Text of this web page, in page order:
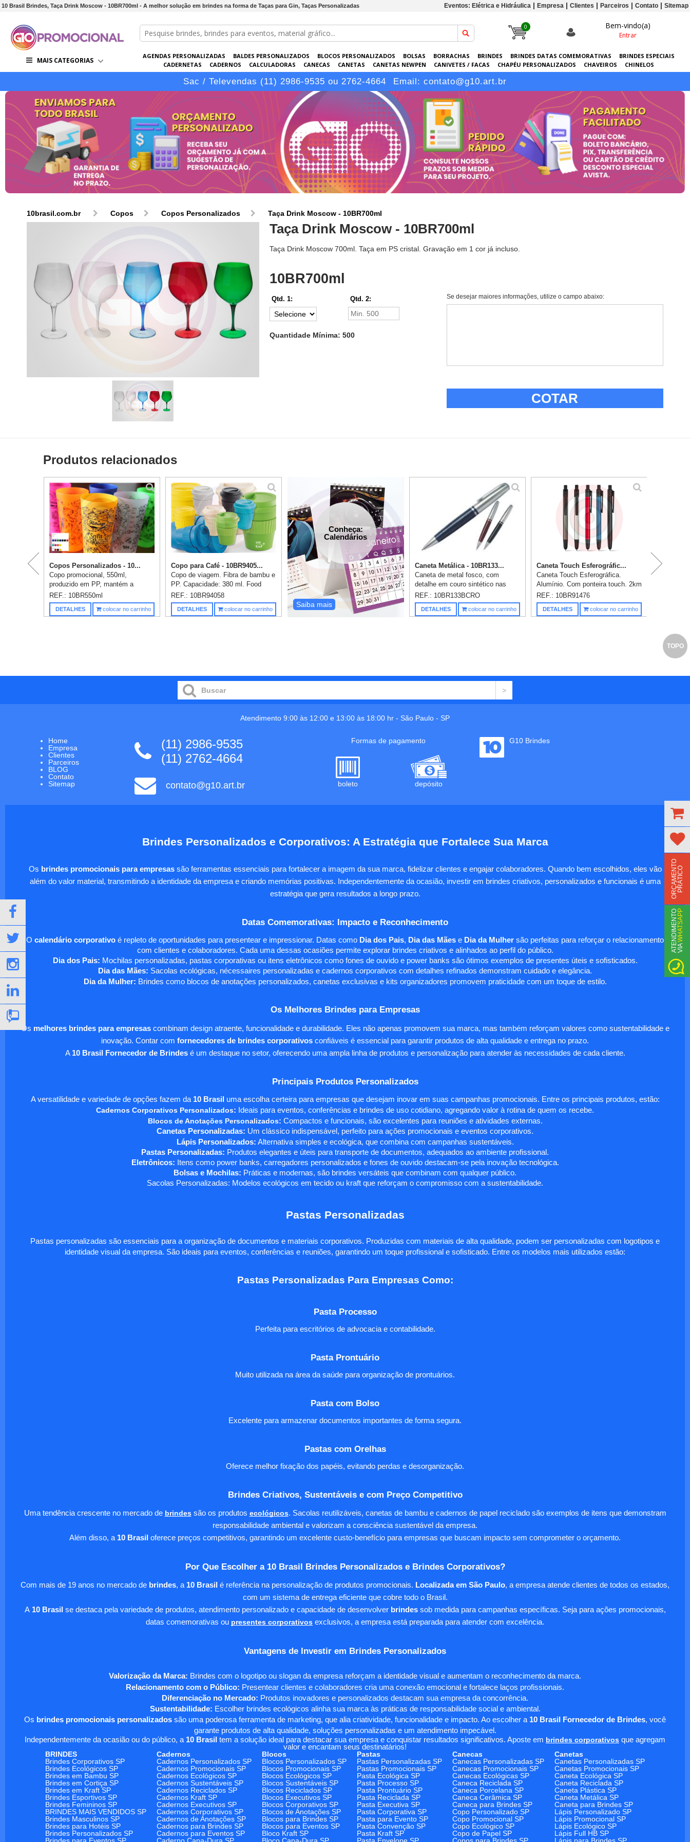
10 Brasil Brindes, Taça Drink Moscow - 10BR700ml - A melhor solução em brindes na forma de Taças para Gin, Taças Personalizadas Eventos: Elétrica e Hidráulica Empresa Clientes Parceiros Contato Sitemap
0 Bem-vindo(a)
Entrar
MAIS CATEGORIAS
AGENDAS PERSONALIZADAS BALDES PERSONALIZADOS BLOCOS PERSONALIZADOS BOLSAS BORRACHAS BRINDES BRINDES DATAS COMEMORATIVAS
BRINDES ESPECIAIS
CADERNETAS
CADERNOS CALCULADORAS CANECAS CANETAS CANETAS NEWPEN CANIVETES / FACAS CHAPÉU PERSONALIZADOS CHAVEIROS
CHINELOS
CONJUNTOS DE BRINDES
COPOS ELETRÔNICOS EMBALAGENS ESCRITÓRIO EVENTOS GARRAFAS PERSONALIZADAS GRÁFICA GUARDA-CHUVAS KITS
LANÇAMENTOS
LÁPIS
Sac / Televendas (11) 2986-9535 ou 2762-4664 Email: contato@g10.art.br
10brasil.com.br Copos Copos Personalizados Taça Drink Moscow - 10BR700ml
Taça Drink Moscow - 10BR700ml
Taça Drink Moscow 700ml. Taça em PS cristal. Gravação em 1 cor já incluso.
10BR700ml
Qtd. 1: Qtd. 2:
Quantidade Mínima: 500
Se desejar maiores informações, utilize o campo abaixo:
COTAR
Produtos relacionados
Copos Personalizados - 10...
Copo promocional, 550ml,
produzido em PP, mantém a
temperatura da bebida, pode ser
levado ao microondas ou
congelador. Personalização em 1
REF.: 10BR550ml
DETALHES colocar no carrinho
Copo para Café - 10BR9405...
Copo de viagem. Fibra de bambu e
PP. Capacidade: 380 ml. Food
grade. Retirar tampa antes de
colocar no micro-ondas. 95 x 95 x
114 mm. Gravação em 1 cor já ...
REF.: 10BR94058
DETALHES colocar no carrinho
Conheça:
Calendários
Saiba mais
Caneta Metálica - 10BR133...
Caneta de metal fosco, com
detalhe em couro sintético nas
cores azul, preto e marrom, uma
gravação já incluso.
REF.: 10BR133BCRO
DETALHES colocar no carrinho
Caneta Touch Esferográfic...
Caneta Touch Esferográfica.
Alumínio. Com ponteira touch. 2km
de escrita. ø11 x 140 mm.
Gravação em 1 cor já incluso.
REF.: 10BR91476
DETALHES colocar no carrinho
TOPO
Atendimento 9:00 às 12:00 e 13:00 às 18:00 hr - São Paulo - SP
Home
Empresa
Clientes
Parceiros
BLOG
Contato
Sitemap
(11) 2986-9535
(11) 2762-4664
contato@g10.art.br
Formas de pagamento
boleto depósito
G10 Brindes
Brindes Personalizados e Corporativos: A Estratégia que Fortalece Sua Marca
Os brindes promocionais para empresassão ferramentas essenciais para fortalecer a imagem da sua marca, fidelizar clientes e engajar colaboradores. Quando bem escolhidos, eles vão
além do valor material, transmitindo a identidade da empresa e criando memórias positivas. Independentemente da ocasião, investir em brindes criativos, personalizados e funcionais é uma
estratégia que gera resultados a longo prazo.
Datas Comemorativas: Impacto e Reconhecimento
O calendário corporativo é repleto de oportunidades para presentear e impressionar. Datas como Dia dos Pais, Dia das Mães e Dia da Mulher são perfeitas para reforçar o relacionamento
com clientes e colaboradores. Cada uma dessas ocasiões permite explorar brindes criativos e alinhados ao perfil do público.
Dia dos Pais: Mochilas personalizadas, pastas corporativas ou itens eletrônicos como fones de ouvido e power banks são ótimos exemplos de presentes úteis e sofisticados.
Dia das Mães: Sacolas ecológicas, nécessaires personalizadas e cadernos corporativos com detalhes refinados demonstram cuidado e elegância.
Dia da Mulher: Brindes como blocos de anotações personalizados, canetas exclusivas e kits organizadores promovem praticidade com um toque de estilo.
Os Melhores Brindes para Empresas
Os melhores brindes para empresascombinam design atraente, funcionalidade e durabilidade. Eles não apenas promovem sua marca, mas também reforçam valores como sustentabilidade e
inovação. Contar com fornecedores de brindes corporativos confiáveis é essencial para garantir produtos de alta qualidade e entrega no prazo.
A 10 Brasil Fornecedor de Brindesé um destaque no setor, oferecendo uma ampla linha de produtos e personalização para atender às necessidades de cada cliente.
Principais Produtos Personalizados
A versatilidade e variedade de opções fazem da 10 Brasil uma escolha certeira para empresas que desejam inovar em suas campanhas promocionais. Entre os principais produtos, estão:
Cadernos Corporativos Personalizados: Ideais para eventos, conferências e brindes de uso cotidiano, agregando valor à rotina de quem os recebe.
Blocos de Anotações Personalizados: Compactos e funcionais, são excelentes para reuniões e atividades externas.
Canetas Personalizadas: Um clássico indispensável, perfeito para ações promocionais e eventos corporativos.
Lápis Personalizados: Alternativa simples e ecológica, que combina com campanhas sustentáveis.
Pastas Personalizadas: Produtos elegantes e úteis para transporte de documentos, adequados ao ambiente profissional.
Eletrônicos: Itens como power banks, carregadores personalizados e fones de ouvido destacam-se pela inovação tecnológica.
Bolsas e Mochilas: Práticas e modernas, são brindes versáteis que combinam com qualquer público.
Sacolas Personalizadas: Modelos ecológicos em tecido ou kraft que reforçam o compromisso com a sustentabilidade.
Pastas Personalizadas
Pastas personalizadas são essenciais para a organização de documentos e materiais corporativos. Produzidas com materiais de alta qualidade, podem ser personalizadas com logotipos e
identidade visual da empresa. São ideais para eventos, conferências e reuniões, garantindo um toque profissional e sofisticado. Entre os modelos mais utilizados estão:
Pastas Personalizadas Para Empresas Como:
Pasta Processo
Perfeita para escritórios de advocacia e contabilidade.
Pasta Prontuário
Muito utilizada na área da saúde para organização de prontuários.
Pasta com Bolso
Excelente para armazenar documentos importantes de forma segura.
Pastas com Orelhas
Oferece melhor fixação dos papéis, evitando perdas e desorganização.
Brindes Criativos, Sustentáveis e com Preço Competitivo
Uma tendência crescente no mercado de brindessão os produtos ecológicos. Sacolas reutilizáveis, canetas de bambu e cadernos de papel reciclado são exemplos de itens que demonstram
responsabilidade ambiental e valorizam a consciência sustentável da empresa.
Além disso, a 10 Brasil oferece preços competitivos, garantindo um excelente custo-benefício para empresas que buscam impacto sem comprometer o orçamento.
Por Que Escolher a 10 Brasil Brindes Personalizados e Brindes Corporativos?
Com mais de 19 anos no mercado de brindes, a 10 Brasil é referência na personalização de produtos promocionais. Localizada em São Paulo, a empresa atende clientes de todos os estados,
com um sistema de entrega eficiente que cobre todo o Brasil.
A10 Brasil se destaca pela variedade de produtos, atendimento personalizado e capacidade de desenvolver brindessob medida para campanhas específicas. Seja para ações promocionais,
datas comemorativas ou presentes corporativos exclusivos, a empresa está preparada para atender com excelência.
Vantagens de Investir em Brindes Personalizados
Valorização da Marca: Brindes com o logotipo ou slogan da empresa reforçam a identidade visual e aumentam o reconhecimento da marca.
Relacionamento com o Público: Presentear clientes e colaboradores cria uma conexão emocional e fortalece laços profissionais.
Diferenciação no Mercado: Produtos inovadores e personalizados destacam sua empresa da concorrência.
Sustentabilidade: Escolher brindes ecológicos alinha sua marca às práticas de responsabilidade social e ambiental.
Os brindes promocionais personalizados são uma poderosa ferramenta de marketing, que alia criatividade, funcionalidade e impacto. Ao escolher a 10 Brasil Fornecedor de Brindes, você
garante produtos de alta qualidade, soluções personalizadas e um atendimento impecável.
Independentemente da ocasião ou do público, a 10 Brasil tem a solução ideal para destacar sua empresa e conquistar resultados significativos. Aposte em brindes corporativos que agregam
valor e encantam seus destinatários!
BRINDES
Cadernos Blocos Pastas Canecas
Canetas
Brindes Corporativos SP
Cadernos Personalizados SP Blocos Personalizados SP Pastas Personalizadas SP Canecas Personalizadas SP
Canetas Personalizadas SP
Brindes Ecológicos SP
Cadernos Promocionais SP Blocos Promocionais SP Pastas Promocionais SP Canecas Promocionais SP
Canetas Promocionais SP
Brindes em Bambu SP
Cadernos Ecológicos SP Blocos Ecológicos SP Pasta Ecológica SP Canecas Ecológicas SP
Caneta Ecológica SP
Brindes em Cortiça SP
Cadernos Sustentáveis SP Blocos Sustentáveis SP Pasta Processo SP Caneca Reciclada SP
Caneta Reciclada SP
Brindes em Kraft SP
Cadernos Reciclados SP Blocos Reciclados SP Pasta Prontuário SP Caneca Porcelana SP
Caneta Plástica SP
Brindes Esportivos SP
Cadernos Kraft SP Blocos Executivos SP Pasta Reciclada SP Caneca Cerâmica SP
Caneta Metálica SP
Brindes Femininos SP
Cadernos Executivos SP Blocos Corporativos SP Pasta Executiva SP Caneca para Brindes SP
Caneta para Brindes SP
BRINDES MAIS VENDIDOS SP
Cadernos Corporativos SP Blocos de Anotações SP Pasta Corporativa SP Copo Personalizado SP
Lápis Personalizado SP
Brindes Masculinos SP
Cadernos de Anotações SP Blocos para Brindes SP Pasta para Evento SP Copo Promocional SP
Lápis Promocional SP
Brindes para Hotéis SP
Cadernos para Brindes SP Blocos para Eventos SP Pasta Convenção SP Copo Ecológico SP
Lápis Ecológico SP
Brindes Personalizados SP
Cadernos para Eventos SP Bloco Kraft SP Pasta Kraft SP Copo de Papel SP
Lápis Full HB SP
O
R
Ç
A
M
E
N
T
O
P
R
Á
T
I
CO
A
TE
N
D
I
M
E
N
T
O
V
I
AWHATSAPP